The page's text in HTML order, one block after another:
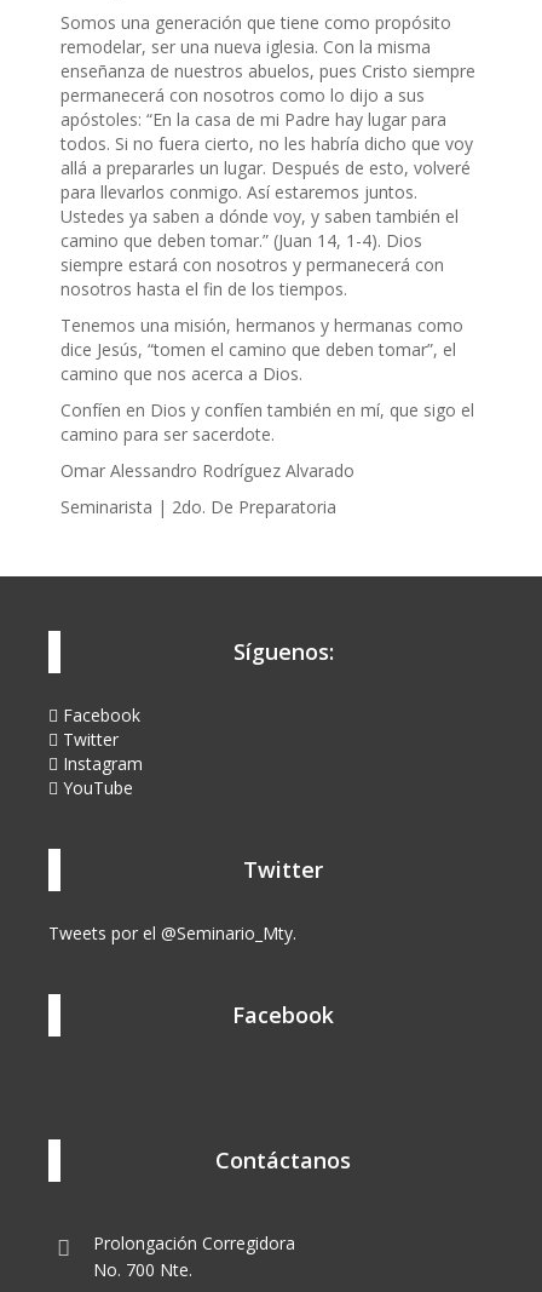
Somos una generación que tiene como propósito
remodelar, ser una nueva iglesia. Con la misma
enseñanza de nuestros abuelos, pues Cristo siempre
permanecerá con nosotros como lo dijo a sus
apóstoles: “En la casa de mi Padre hay lugar para
todos. Si no fuera cierto, no les habría dicho que voy
allá a prepararles un lugar. Después de esto, volveré
para llevarlos conmigo. Así estaremos juntos.
Ustedes ya saben a dónde voy, y saben también el
camino que deben tomar.” (Juan 14, 1-4). Dios
siempre estará con nosotros y permanecerá con
nosotros hasta el fin de los tiempos.
Tenemos una misión, hermanos y hermanas como
dice Jesús, “tomen el camino que deben tomar”, el
camino que nos acerca a Dios.
Confíen en Dios y confíen también en mí, que sigo el
camino para ser sacerdote.
Omar Alessandro Rodríguez Alvarado
Seminarista | 2do. De Preparatoria
Síguenos:
Facebook
Twitter
Instagram
YouTube
Twitter
Tweets por el @Seminario_Mty.
Facebook
Contáctanos
Prolongación Corregidora
No. 700 Nte.